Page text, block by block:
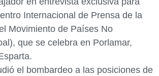
Internacional de Prensa de la
Movimiento de Países No
que se celebra en Porlamar,
el bombardeo a las posiciones de